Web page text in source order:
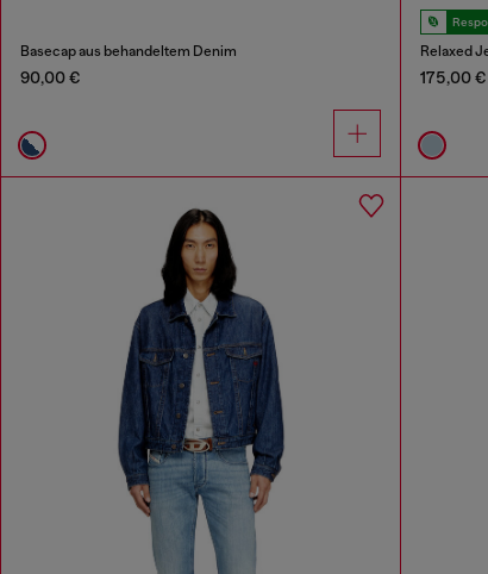
Basecap aus behandeltem Denim
90,00 €
Relaxed
175,00 €